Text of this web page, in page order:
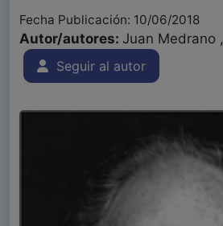
Fecha Publicación: 10/06/2018
Autor/autores: Juan Medrano
Seguir al autor